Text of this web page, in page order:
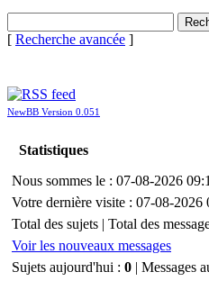
[ Recherche avancée ]
NewBB Version 0.051
Statistiques
Nous sommes le : 07-08-2026
Votre dernière visite : 07-08-2026
Total des sujets | Total des
Voir les nouveaux messages
Sujets aujourd'hui : 0 | Messages